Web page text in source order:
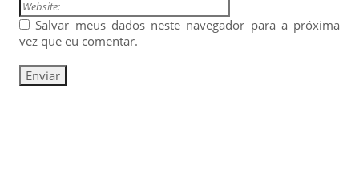
Salvar meus dados neste navegador para a próxima
vez que eu comentar.